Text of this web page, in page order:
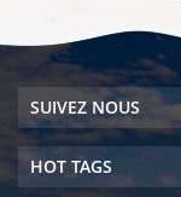
SUIVEZ NOUS
HOT TAGS